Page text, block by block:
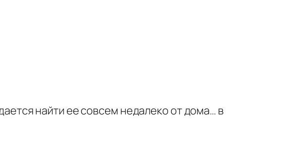
найти ее совсем недалеко от дома… в